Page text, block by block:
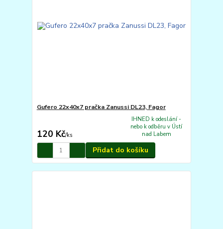
Gufero 22x40x7 pračka Zanussi DL23, Fagor
120 Kč/ks
IHNED k odeslání -
nebo k odběru v Ústí
nad Labem
Přidat do košíku